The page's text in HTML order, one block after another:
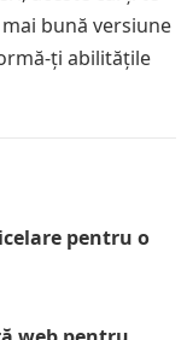
bună versiune
ți abilitățile
pentru o